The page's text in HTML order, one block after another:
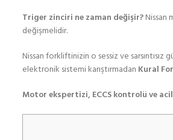
Triger zinciri ne zaman değişir?Nissan
değişmelidir.
Nissan forkliftinizin o sessiz ve
elektronik sistemi karıştırmadan Kural
Motor ekspertizi, ECCS kontrolü ve